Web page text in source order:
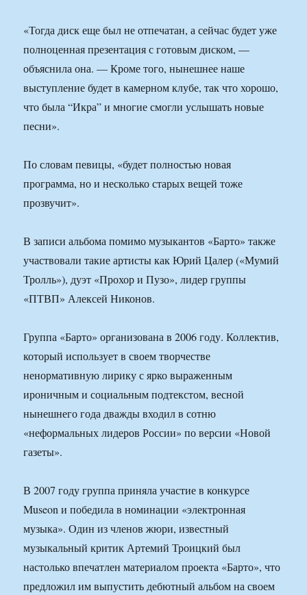
«Тогда диск еще был не отпечатан, а сейчас будет уже
полноценная презентация с готовым диском, —
объяснила она. — Кроме того, нынешнее наше
выступление будет в камерном клубе, так что хорошо,
что была “Икра” и многие смогли услышать новые
песни».
По словам певицы, «будет полностью новая
программа, но и несколько старых вещей тоже
прозвучит».
В записи альбома помимо музыкантов «Барто» также
участвовали такие артисты как Юрий Цалер («Мумий
Тролль»), дуэт «Прохор и Пузо», лидер группы
«ПТВП» Алексей Никонов.
Группа «Барто» организована в 2006 году. Коллектив,
который использует в своем творчестве
ненормативную лирику с ярко выраженным
ироничным и социальным подтекстом, весной
нынешнего года дважды входил в сотню
«неформальных лидеров России» по версии «Новой
газеты».
В 2007 году группа приняла участие в конкурсе
Museon и победила в номинации «электронная
музыка». Один из членов жюри, известный
музыкальный критик Артемий Троицкий был
настолько впечатлен материалом проекта «Барто», что
предложил им выпустить дебютный альбом на своем